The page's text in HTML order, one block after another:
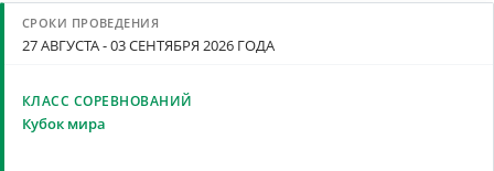
27 АВГУСТА - 03 СЕНТЯБРЯ 2026 ГОДА
Кубок мира